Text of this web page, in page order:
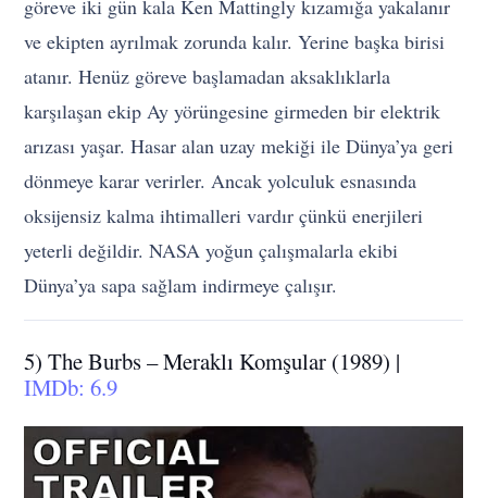
göreve iki gün kala Ken Mattingly kızamığa yakalanır
ve ekipten ayrılmak zorunda kalır. Yerine başka birisi
atanır. Henüz göreve başlamadan aksaklıklarla
karşılaşan ekip Ay yörüngesine girmeden bir elektrik
arızası yaşar. Hasar alan uzay mekiği ile Dünya’ya geri
dönmeye karar verirler. Ancak yolculuk esnasında
oksijensiz kalma ihtimalleri vardır çünkü enerjileri
yeterli değildir. NASA yoğun çalışmalarla ekibi
Dünya’ya sapa sağlam indirmeye çalışır.
5) The Burbs – Meraklı Komşular (1989) |
IMDb: 6.9